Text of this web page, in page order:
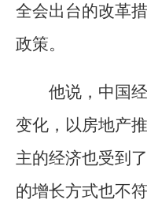
全会出台的改革
政策。
他说，中国
变化，以房地产
主的经济也受到
的增长方式也不